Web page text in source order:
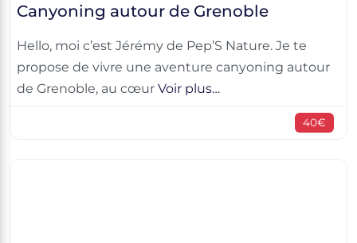
Canyoning autour de Grenoble
Hello, moi c’est Jérémy de Pep’S Nature. Je te
propose de vivre une aventure canyoning autour
de Grenoble, au cœur Voir plus…
40€